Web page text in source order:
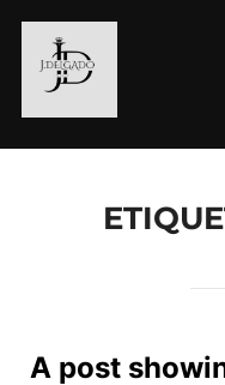
Saltar
contenido
A post